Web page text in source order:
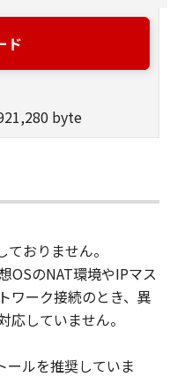
WAS
installing,
Products
via network
(the "Designated
of other
Designated
provided that
users shall abide
and shall be
borne
ド
byte
おりません。
OSのNAT環境やIPマス
ワーク接続のとき、異
していません。
ールを推奨していま